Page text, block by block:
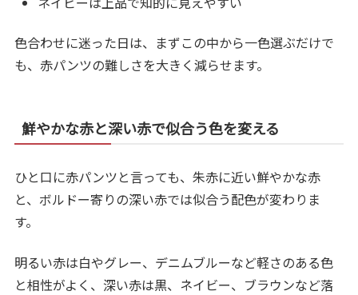
色合わせに迷った日は、まずこの中から一色選ぶだけで
も、赤パンツの難しさを大きく減らせます。
鮮やかな赤と深い赤で似合う色を変える
ひと口に赤パンツと言っても、朱赤に近い鮮やかな赤
と、ボルドー寄りの深い赤では似合う配色が変わりま
す。
明るい赤は白やグレー、デニムブルーなど軽さのある色
と相性がよく、深い赤は黒、ネイビー、ブラウンなど落